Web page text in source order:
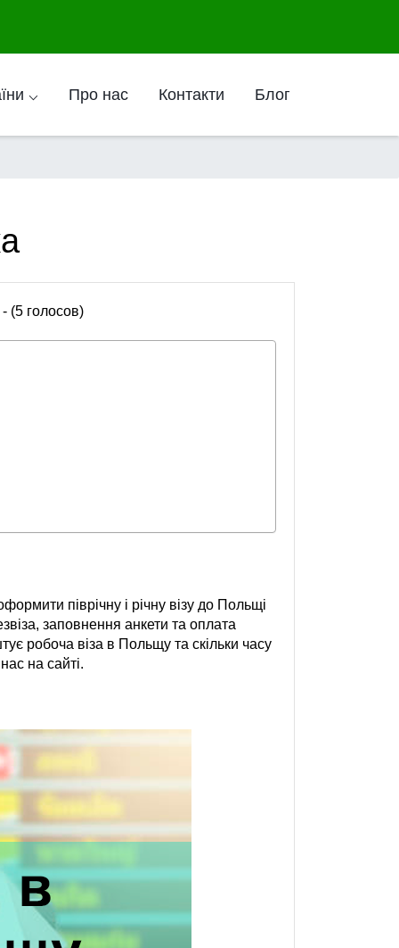
⌵ Про нас Контакти Блог
(5 голосов)
піврічну і річну візу до Польщі
заповнення анкети та оплата
робоча віза в Польщу та скільки часу
на сайті.